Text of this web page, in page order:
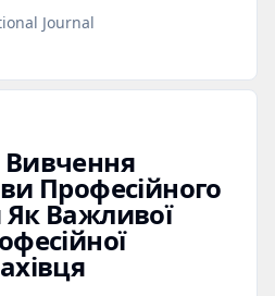
Journal
Професійного
Важливої